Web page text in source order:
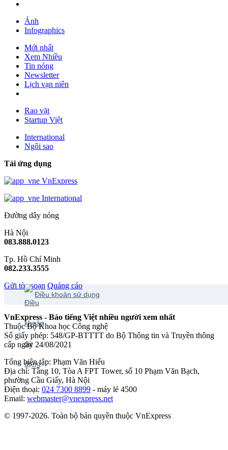
Ảnh
Infographics
Mới nhất
Xem Nhiều
Tin nóng
Newsletter
Lịch vạn niên
Rao vặt
Startup Việt
International
Ngôi sao
Tải ứng dụng
VnExpress
International
Đường dây nóng
Hà Nội
083.888.0123
Tp. Hồ Chí Minh
082.233.3555
Gửi tòa soạn Quảng cáo
Điều khoản sử dụng
VnExpress - Báo tiếng Việt nhiều người xem nhất
Thuộc Bộ Khoa học Công nghệ
Số giấy phép: 548/GP-BTTTT do Bộ Thông tin và Truyền thông
cấp ngày 24/08/2021
Tổng biên tập: Phạm Văn Hiếu
Địa chỉ: Tầng 10, Tòa A FPT Tower, số 10 Phạm Văn Bạch,
phường Cầu Giấy, Hà Nội
Điện thoại: 024 7300 8899 - máy lẻ 4500
Email: webmaster@vnexpress.net
© 1997-2026. Toàn bộ bản quyền thuộc VnExpress